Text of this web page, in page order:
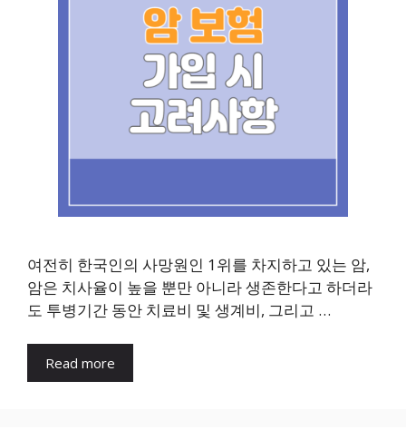
여전히 한국인의 사망원인 1위를 차지하고 있는 암,
암은 치사율이 높을 뿐만 아니라 생존한다고 하더라
도 투병기간 동안 치료비 및 생계비, 그리고 …
Read more